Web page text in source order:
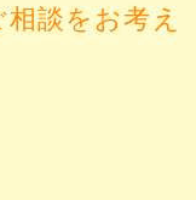
談をお考え